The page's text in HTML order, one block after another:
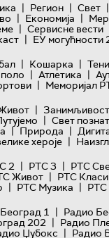
| Регион | Свет |
| Економија |
| Сервисне вести
| ЕУ могућности
| Кошарка |
| Атлетика |
| Меморијал
|
| Свет
| Природа |
хероје |
2 | РТС 3 | РТС
Живот | РТС
| РТС Музика | РТС
1 | Радио
202 | Радио
Џубокс | Радио